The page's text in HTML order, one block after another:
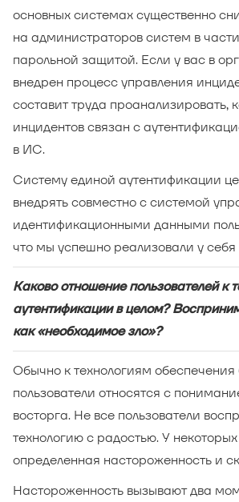
основных системах существенно
на администраторов систем в
парольной защитой. Если у вас в
внедрен процесс управления
составит труда проанализировать,
инцидентов связан с
в ИС.
Систему единой аутентификации
внедрять совместно с системой
идентификационными данными
что мы успешно реализовали у себя
Каково отношение пользователей к
аутентификации в целом?
как «необходимое зло»?
Обычно к технологиям обеспечения
пользователи относятся с
восторга. Не все пользователи
технологию с радостью. У
определенная настороженность и
Настороженность вызывают два